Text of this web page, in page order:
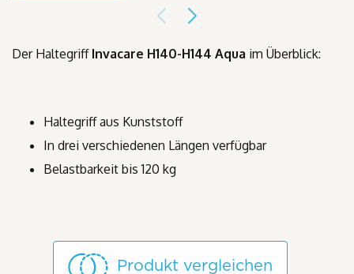
Der Haltegriff Invacare H140-H144 Aqua im Überblick:
Haltegriff aus Kunststoff
In drei verschiedenen Längen verfügbar
Belastbarkeit bis 120 kg
Produkt vergleichen